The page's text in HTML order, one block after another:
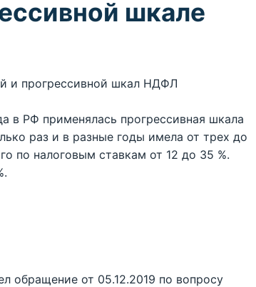
шкале
и прогрессивной шкал НДФЛ
в РФ применялась прогрессивная шкала
раз и в разные годы имела от трех до
по налоговым ставкам от 12 до 35 %.
обращение от 05.12.2019 по вопросу